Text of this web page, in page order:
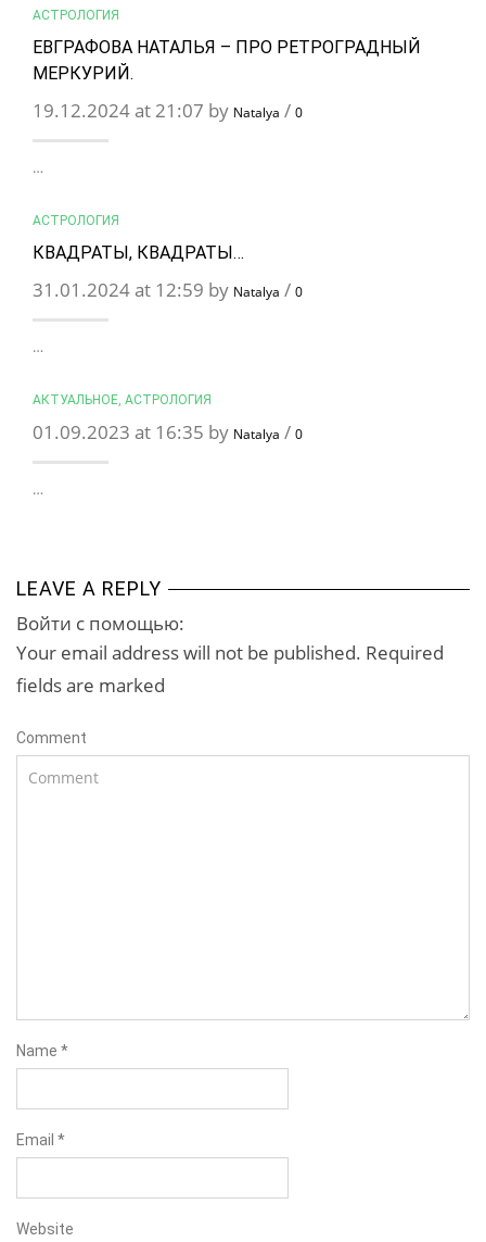
АСТРОЛОГИЯ
ЕВГРАФОВА НАТАЛЬЯ – ПРО РЕТРОГРАДНЫЙ
МЕРКУРИЙ.
19.12.2024 at 21:07 by Natalya / 0
…
АСТРОЛОГИЯ
КВАДРАТЫ, КВАДРАТЫ…
31.01.2024 at 12:59 by Natalya / 0
…
АКТУАЛЬНОЕ, АСТРОЛОГИЯ
01.09.2023 at 16:35 by Natalya / 0
…
LEAVE A REPLY
Войти с помощью:
Your email address will not be published. Required
fields are marked
Comment
Name *
Email *
Website